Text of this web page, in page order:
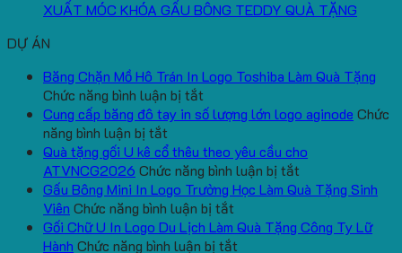
XUẤT MÓC KHÓA GẤU BÔNG TEDDY QUÀ TẶNG
DỰ ÁN
Băng Chặn Mồ Hô Trán In Logo Toshiba Làm Quà Tặng
Chức năng bình luận bị tắt
Băng
Mồ
Hô
Trán
In
Logo
Toshiba
Cung cấp băng đô tay in số lượng lớn logo aginode Chức
năng bình luận bị tắt
Cung
cấp
băng
đô
tay
in
Quà tặng gối U kê cổ thêu theo yêu cầu cho
ATVNCG2026 Chức năng bình luận bị tắt
Quà
gối
Gấu Bông Mini In Logo Trường Học Làm Quà Tặng Sinh
Viên Chức năng bình luận bị tắt
Gấu
Bông
Gối Chữ U In Logo Du Lịch Làm Quà Tặng Công Ty Lữ
Hành Chức năng bình luận bị tắt